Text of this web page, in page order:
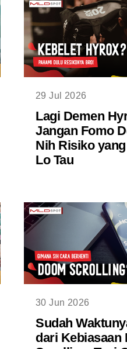
29 Jul 2026
Lagi Demen
Jangan Fomo
Nih Risiko
Lo Tau
30 Jun 2026
Sudah
dari Kebiasaan